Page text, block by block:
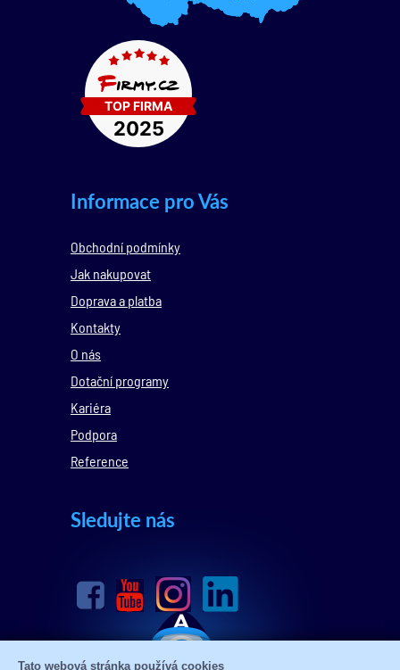
Informace pro Vás
Obchodní podmínky
Jak nakupovat
Doprava a platba
Kontakty
O nás
Dotační programy
Kariéra
Podpora
Reference
Sledujte nás
Tato webová stránka používá cookies